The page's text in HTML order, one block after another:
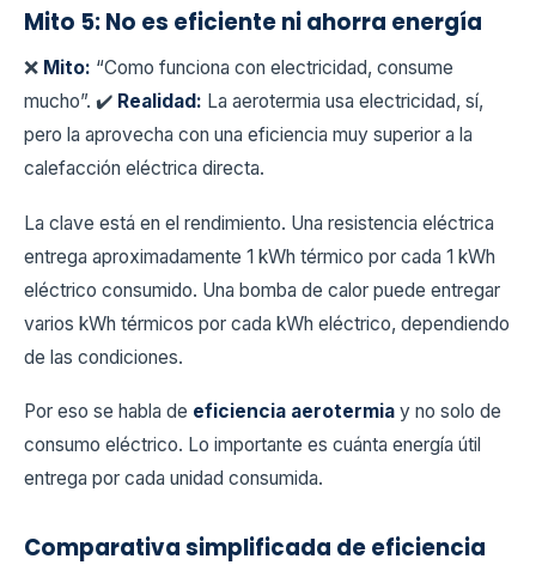
Mito 5: No es eficiente ni ahorra energía
❌ Mito: “Como funciona con electricidad, consume
mucho”. ✔️ Realidad: La aerotermia usa electricidad, sí,
pero la aprovecha con una eficiencia muy superior a la
calefacción eléctrica directa.
La clave está en el rendimiento. Una resistencia eléctrica
entrega aproximadamente 1 kWh térmico por cada 1 kWh
eléctrico consumido. Una bomba de calor puede entregar
varios kWh térmicos por cada kWh eléctrico, dependiendo
de las condiciones.
Por eso se habla de eficiencia aerotermia y no solo de
consumo eléctrico. Lo importante es cuánta energía útil
entrega por cada unidad consumida.
Comparativa simplificada de eficiencia